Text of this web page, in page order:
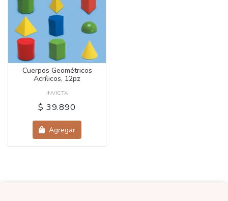
Cuerpos Geométricos
Acrílicos, 12pz
INVICTA
$ 39.890
Agregar